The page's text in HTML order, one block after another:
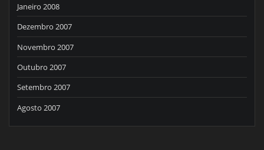
Janeiro 2008
Dezembro 2007
Novembro 2007
Outubro 2007
Setembro 2007
Agosto 2007